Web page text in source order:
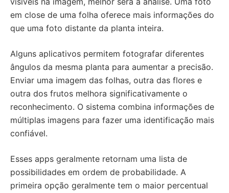
em close de uma folha oferece mais informações do
que uma foto distante da planta inteira.
Alguns aplicativos permitem fotografar diferentes
ângulos da mesma planta para aumentar a precisão.
Enviar uma imagem das folhas, outra das flores e
outra dos frutos melhora significativamente o
reconhecimento. O sistema combina informações de
múltiplas imagens para fazer uma identificação mais
confiável.
Esses apps geralmente retornam uma lista de
possibilidades em ordem de probabilidade. A
primeira opção geralmente tem o maior percentual